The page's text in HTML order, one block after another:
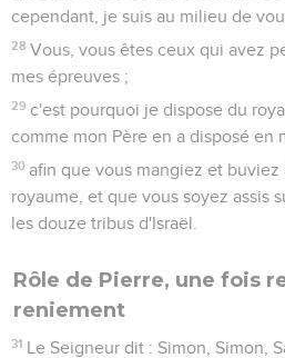
cependant, je suis au milieu de
28 Vous, vous êtes ceux qui avez
mes épreuves ;
29 c'est pourquoi je dispose du
comme mon Père en a disposé en
30 afin que vous mangiez et buviez
royaume, et que vous soyez assis
les douze tribus d'Israël.
Rôle de Pierre, une fois
reniement
31 Le Seigneur dit : Simon, Simon,